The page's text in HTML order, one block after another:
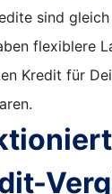
sind
flexiblere
Kredit für